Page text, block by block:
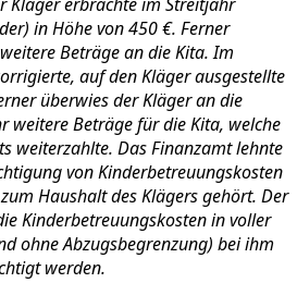
in Höhe von 450 €. Ferner
Beträge an die Kita. Im
auf den Kläger ausgestellte
überwies der Kläger an die
weitere Beträge für die Kita, welche
weiterzahlte. Das Finanzamt lehnte
von Kinderbetreuungskosten
Haushalt des Klägers gehört. Der
Kinderbetreuungskosten in voller
ohne Abzugsbegrenzung) bei ihm
werden.